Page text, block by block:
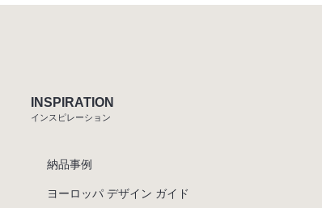
INSPIRATION
インスピレーション
納品事例
ヨーロッパ デザイン ガイド